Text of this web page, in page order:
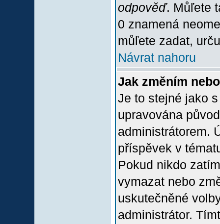
odpověď. Můľete
0 znamená
můľete zadat,
Návrat nahoru
Jak změním
Je to stejné jako
upravována
administrátorem.
příspěvek v
Pokud nikdo
vymazat nebo
uskutečněné
administrátor.